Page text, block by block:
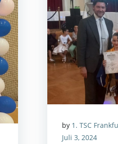
by 1. TSC
Juli 3, 2024